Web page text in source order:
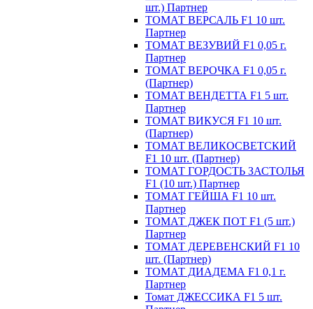
шт.) Партнер
ТОМАТ ВЕРСАЛЬ F1 10 шт.
Партнер
ТОМАТ ВЕЗУВИЙ F1 0,05 г.
Партнер
ТОМАТ ВЕРОЧКА F1 0,05 г.
(Партнер)
ТОМАТ ВЕНДЕТТА F1 5 шт.
Партнер
ТОМАТ ВИКУСЯ F1 10 шт.
(Партнер)
ТОМАТ ВЕЛИКОСВЕТСКИЙ
F1 10 шт. (Партнер)
ТОМАТ ГОРДОСТЬ ЗАСТОЛЬЯ
F1 (10 шт.) Партнер
ТОМАТ ГЕЙША F1 10 шт.
Партнер
ТОМАТ ДЖЕК ПОТ F1 (5 шт.)
Партнер
ТОМАТ ДЕРЕВЕНСКИЙ F1 10
шт. (Партнер)
ТОМАТ ДИАДЕМА F1 0,1 г.
Партнер
Томат ДЖЕССИКА F1 5 шт.